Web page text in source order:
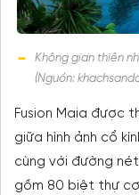
Không gian thiên
(Nguồn:
Fusion Maia được
giữa hình ảnh cổ
cùng với đường
gồm 80 biệt thự